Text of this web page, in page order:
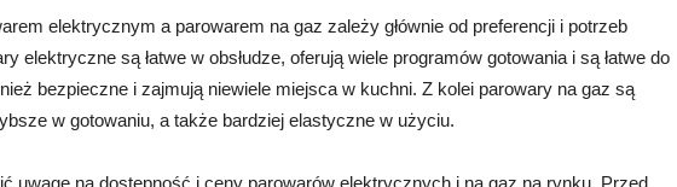
elektrycznym a parowarem na gaz zależy głównie od preferencji i potrzeb
elektryczne są łatwe w obsłudze, oferują wiele programów gotowania i są łatwe do
bezpieczne i zajmują niewiele miejsca w kuchni. Z kolei parowary na gaz są
w gotowaniu, a także bardziej elastyczne w użyciu.
uwagę na dostępność i ceny parowarów elektrycznych i na gaz na rynku. Przed